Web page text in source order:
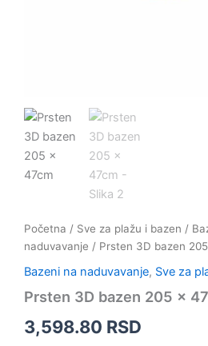
Početna / Sve za plažu i bazen /
naduvavanje / Prsten 3D bazen
Bazeni na naduvavanje, Sve za
Prsten 3D bazen 205 x
3,598.80 RSD